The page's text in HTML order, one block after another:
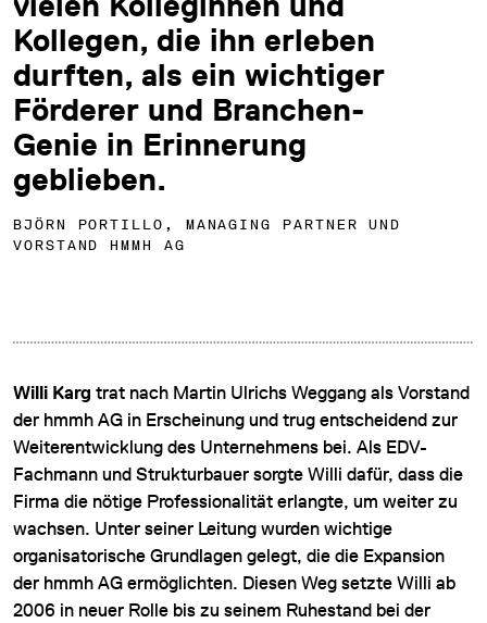
Kollegen, die ihn erleben
durften, als ein wichtiger
Förderer und Branchen-
Genie in Erinnerung
geblieben.
BJÖRN PORTILLO, MANAGING PARTNER UND
VORSTAND HMMH AG
Willi Karg trat nach Martin Ulrichs Weggang als Vorstand
der hmmh AG in Erscheinung und trug entscheidend zur
Weiterentwicklung des Unternehmens bei. Als EDV-
Fachmann und Strukturbauer sorgte Willi dafür, dass die
Firma die nötige Professionalität erlangte, um weiter zu
wachsen. Unter seiner Leitung wurden wichtige
organisatorische Grundlagen gelegt, die die Expansion
der hmmh AG ermöglichten. Diesen Weg setzte Willi ab
2006 in neuer Rolle bis zu seinem Ruhestand bei der